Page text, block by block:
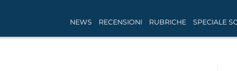
NEWS RECENSIONI RUBRICHE SPECIALE